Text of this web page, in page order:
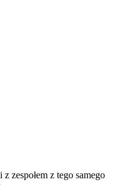
zespołem z tego samego